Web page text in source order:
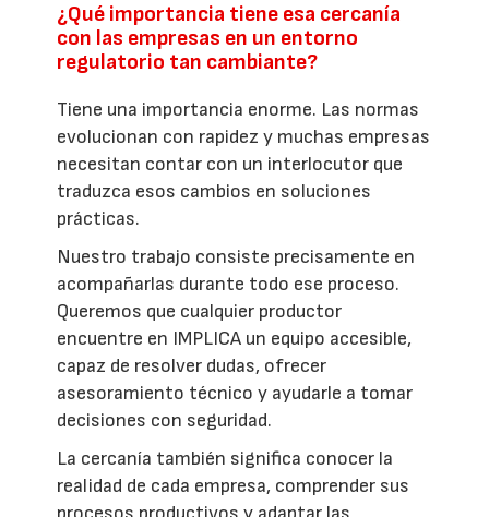
¿Qué importancia tiene esa cercanía
con las empresas en un entorno
regulatorio tan cambiante?
Tiene una importancia enorme. Las normas
evolucionan con rapidez y muchas empresas
necesitan contar con un interlocutor que
traduzca esos cambios en soluciones
prácticas.
Nuestro trabajo consiste precisamente en
acompañarlas durante todo ese proceso.
Queremos que cualquier productor
encuentre en IMPLICA un equipo accesible,
capaz de resolver dudas, ofrecer
asesoramiento técnico y ayudarle a tomar
decisiones con seguridad.
La cercanía también significa conocer la
realidad de cada empresa, comprender sus